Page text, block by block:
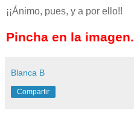
¡¡Ánimo, pues, y a por ello!!
Pincha en la imagen.
Blanca B
Compartir